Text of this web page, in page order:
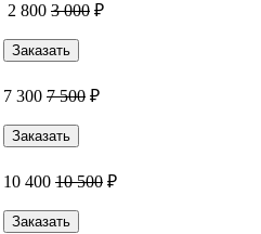
2 800 3 000 ₽
Заказать
7 300 7 500 ₽
Заказать
10 400 10 500 ₽
Заказать